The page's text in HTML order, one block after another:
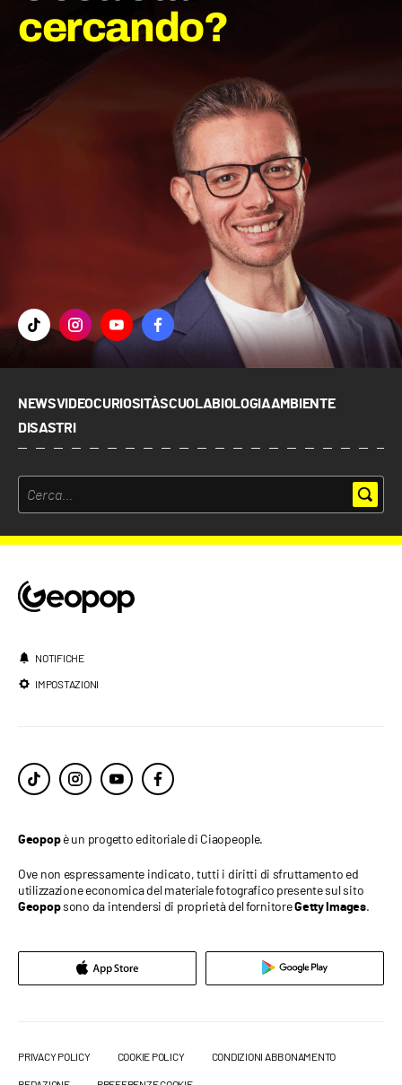
cercando?
NEWSVIDEOCURIOSITÀSCUOLABIOLOGIAAMBIENTE
DISASTRI
NOTIFICHE
IMPOSTAZIONI
Geopopè un progetto editoriale di Ciaopeople.
Ove non espressamente indicato, tutti i diritti di sfruttamento ed
utilizzazione economica del materiale fotografico presente sul sito
Geopopsono da intendersi di proprietà del fornitoreGetty Images.
PRIVACY POLICY COOKIE POLICY CONDIZIONI ABBONAMENTO